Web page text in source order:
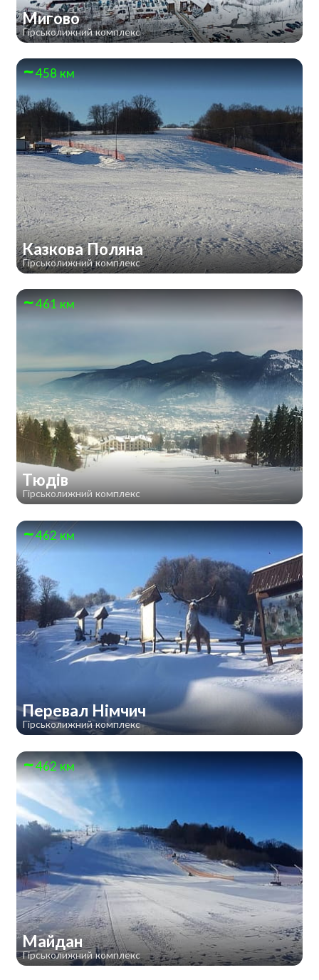
Мигово
Гірськолижний комплекс
458 км
Казкова Поляна
Гірськолижний комплекс
461 км
Тюдів
Гірськолижний комплекс
462 км
Перевал Німчич
Гірськолижний комплекс
462 км
Майдан
Гірськолижний комплекс